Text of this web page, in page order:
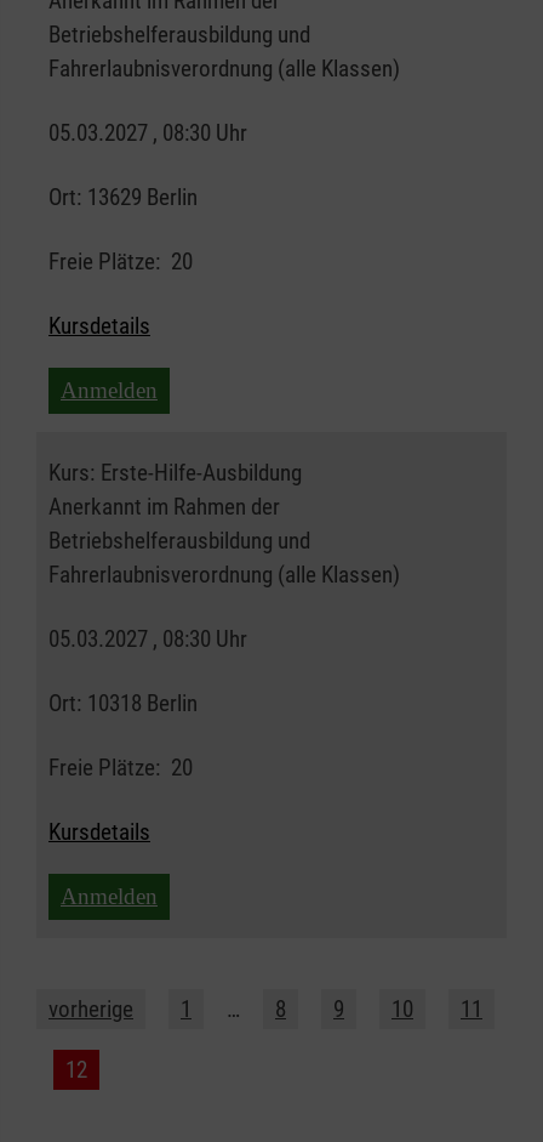
Betriebshelferausbildung und
Fahrerlaubnisverordnung (alle Klassen)
05.03.2027 , 08:30 Uhr
Ort: 13629 Berlin
Freie Plätze: 20
Kursdetails
Anmelden
Kurs: Erste-Hilfe-Ausbildung
Anerkannt im Rahmen der
Betriebshelferausbildung und
Fahrerlaubnisverordnung (alle Klassen)
05.03.2027 , 08:30 Uhr
Ort: 10318 Berlin
Freie Plätze: 20
Kursdetails
Anmelden
vorherige 1 … 8 9 10 11
12